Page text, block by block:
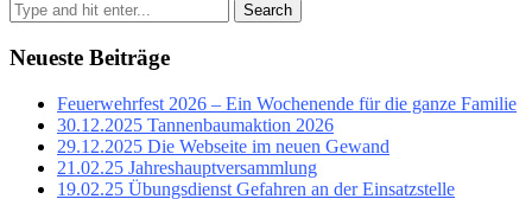
Search
Neueste Beiträge
Feuerwehrfest 2026 – Ein Wochenende für die ganze Familie
30.12.2025 Tannenbaumaktion 2026
29.12.2025 Die Webseite im neuen Gewand
21.02.25 Jahreshauptversammlung
19.02.25 Übungsdienst Gefahren an der Einsatzstelle